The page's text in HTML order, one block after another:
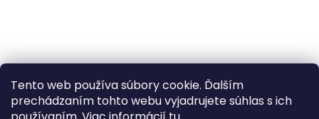
Tento web používa súbory cookie. Ďalším
prechádzaním tohto webu vyjadrujete súhlas s ich